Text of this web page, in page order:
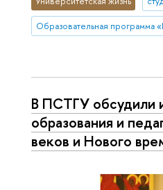
Образовательная программа
В ПСТГУ обсудили
образования и
веков и Нового